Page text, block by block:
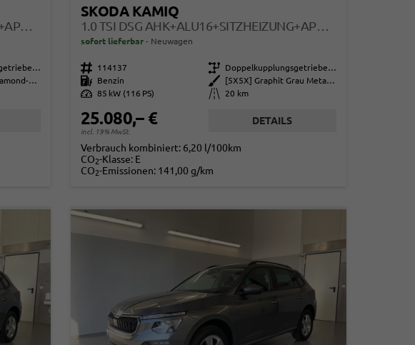
Doppelkupplungsgetriebe (DSG)
[B3B3] Smokey Diamond-Silber Metallic
SKODA KAMIQ
sofort lieferbar Neuwagen
Fahrzeugnr. 114137 Getriebe
Doppelkupplungsgetriebe (DSG)
Kraftstoff
Benzin Außenfarbe
[5X5X] Graphit Grau Metallic
Leistung 85 kW (116 PS) Kilometerstand 20 km
25.080,– €
incl. 19% MwSt.
DETAILS
Verbrauch kombiniert: 6,20 l/100km
CO2-Klasse: E
CO2-Emissionen: 141,00 g/km